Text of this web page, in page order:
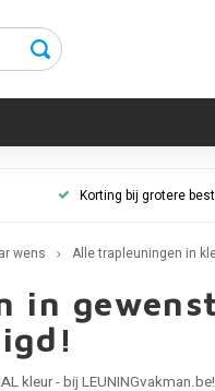
Korting bij grotere
wens Alle trapleuningen in
in
kleur- bij